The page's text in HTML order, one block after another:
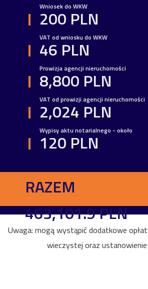
Wniosek do WKW
200 PLN
VAT od wniosku do WKW
46 PLN
Prowizja agencji nieruchomości
8,800 PLN
VAT od prowizji agencji nieruchomości
2,024 PLN
Wypisy aktu notarialnego - około
120 PLN
RAZEM
463,101.9 PLN
Uwaga: mogą wystąpić dodatkowe
wieczystej oraz